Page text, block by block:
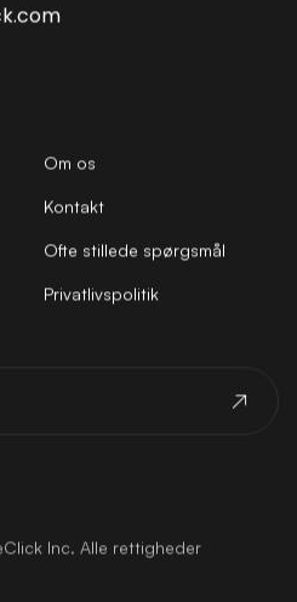
Om os
Kontakt
Ofte stillede spørgsmål
Privatlivspolitik
Inc. Alle rettigheder